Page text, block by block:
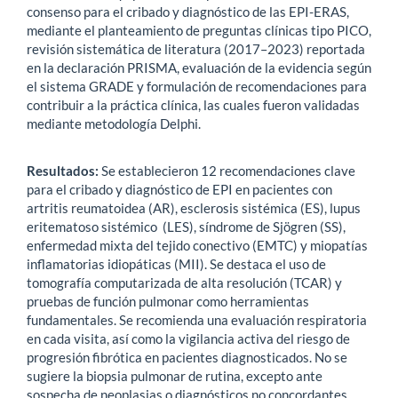
consenso para el cribado y diagnóstico de las EPI-ERAS,
mediante el planteamiento de preguntas clínicas tipo PICO,
revisión sistemática de literatura (2017–2023) reportada
en la declaración PRISMA, evaluación de la evidencia según
el sistema GRADE y formulación de recomendaciones para
contribuir a la práctica clínica, las cuales fueron validadas
mediante metodología Delphi.
Resultados: Se establecieron 12 recomendaciones clave
para el cribado y diagnóstico de EPI en pacientes con
artritis reumatoidea (AR), esclerosis sistémica (ES), lupus
eritematoso sistémico (LES), síndrome de Sjögren (SS),
enfermedad mixta del tejido conectivo (EMTC) y miopatías
inflamatorias idiopáticas (MII). Se destaca el uso de
tomografía computarizada de alta resolución (TCAR) y
pruebas de función pulmonar como herramientas
fundamentales. Se recomienda una evaluación respiratoria
en cada visita, así como la vigilancia activa del riesgo de
progresión fibrótica en pacientes diagnosticados. No se
sugiere la biopsia pulmonar de rutina, excepto ante
sospecha de neoplasias o diagnósticos no concordantes.